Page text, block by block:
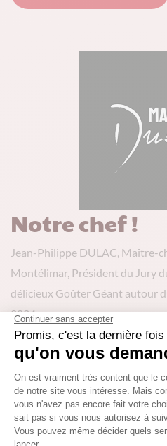
Notre chef !
Jean-Philippe DULAC, Maître-
Montélimar, Président du Jury
délicieux Goûter Géant autour
2024.
FACEBOOK PÂTISSERIE